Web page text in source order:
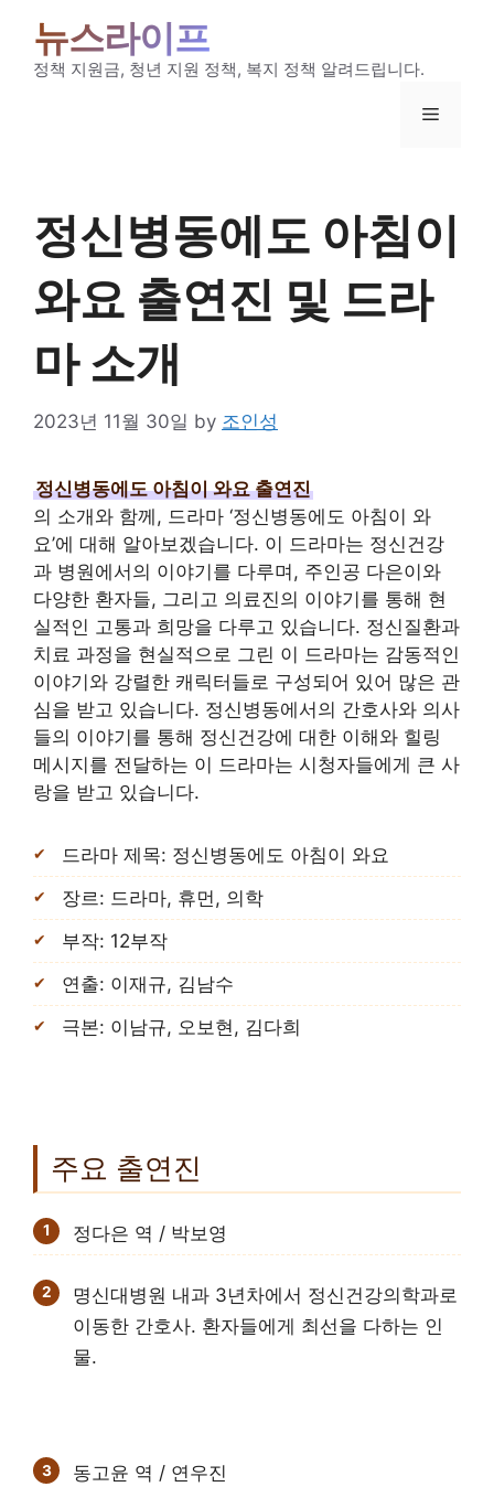
content
뉴스라이프
정책 지원금, 청년 지원 정책, 복지 정책 알려드립니다.
Menu
정신병동에도 아침이
와요 출연진 및 드라
마 소개
2023년 11월 30일 by 조인성
정신병동에도 아침이 와요 출연진
의 소개와 함께, 드라마 ‘정신병동에도 아침이 와
요’에 대해 알아보겠습니다. 이 드라마는 정신건강
과 병원에서의 이야기를 다루며, 주인공 다은이와
다양한 환자들, 그리고 의료진의 이야기를 통해 현
실적인 고통과 희망을 다루고 있습니다. 정신질환과
치료 과정을 현실적으로 그린 이 드라마는 감동적인
이야기와 강렬한 캐릭터들로 구성되어 있어 많은 관
심을 받고 있습니다. 정신병동에서의 간호사와 의사
들의 이야기를 통해 정신건강에 대한 이해와 힐링
메시지를 전달하는 이 드라마는 시청자들에게 큰 사
랑을 받고 있습니다.
드라마 제목: 정신병동에도 아침이 와요
장르: 드라마, 휴먼, 의학
부작: 12부작
연출: 이재규, 김남수
극본: 이남규, 오보현, 김다희
주요 출연진
정다은 역 / 박보영
명신대병원 내과 3년차에서 정신건강의학과로
이동한 간호사. 환자들에게 최선을 다하는 인
물.
동고윤 역 / 연우진